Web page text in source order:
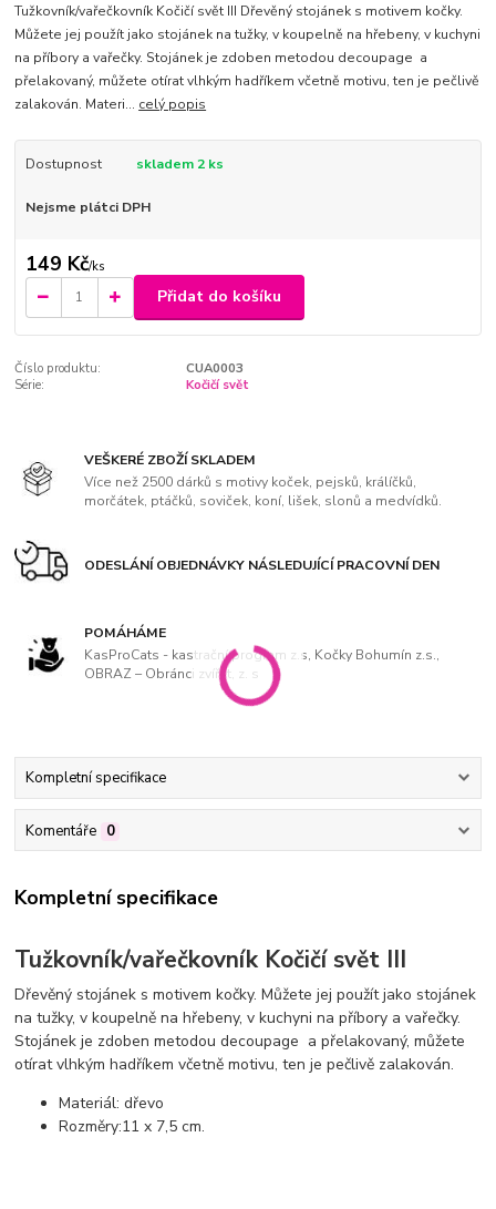
Tužkovník/vařečkovník Kočičí svět III Dřevěný stojánek s motivem kočky.
Můžete jej použít jako stojánek na tužky, v koupelně na hřebeny, v kuchyni
na příbory a vařečky. Stojánek je zdoben metodou decoupage a
přelakovaný, můžete otírat vlhkým hadříkem včetně motivu, ten je pečlivě
zalakován. Materi... celý popis
Dostupnost skladem 2 ks
Nejsme plátci DPH
149 Kč/ks
Přidat do košíku
Číslo produktu:
CUA0003
Série:
Kočičí svět
VEŠKERÉ ZBOŽÍ SKLADEM
Více než 2500 dárků s motivy koček, pejsků, králíčků,
morčátek, ptáčků, soviček, koní, lišek, slonů a medvídků.
ODESLÁNÍ OBJEDNÁVKY NÁSLEDUJÍCÍ PRACOVNÍ DEN
POMÁHÁME
KasProCats - kastrační program z.s, Kočky Bohumín z.s.,
OBRAZ – Obránci zvířat, z. s
Kompletní specifikace
Komentáře 0
Kompletní specifikace
Tužkovník/vařečkovník Kočičí svět III
Dřevěný stojánek s motivem kočky. Můžete jej použít jako stojánek
na tužky, v koupelně na hřebeny, v kuchyni na příbory a vařečky.
Stojánek je zdoben metodou decoupage a přelakovaný, můžete
otírat vlhkým hadříkem včetně motivu, ten je pečlivě zalakován.
Materiál: dřevo
Rozměry:11 x 7,5 cm.